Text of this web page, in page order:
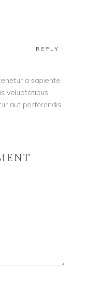
REPLY
a sapiente
voluptatibus
aut perferendis